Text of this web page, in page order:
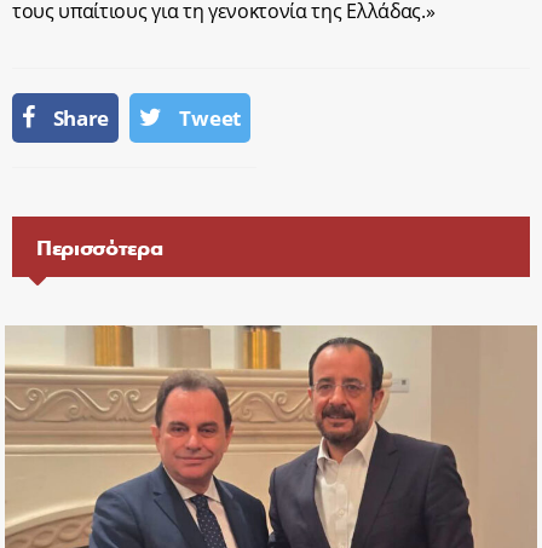
τους υπαίτιους για τη γενοκτονία της Ελλάδας.»
Share Tweet
Περισσότερα